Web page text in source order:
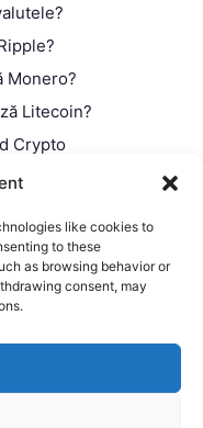
like cookies to
to these
as browsing behavior or
consent, may
Monero?
Litecoin?
Crypto